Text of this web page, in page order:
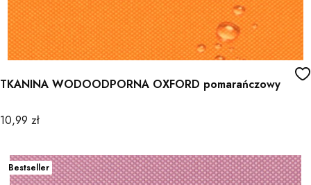
TKANINA WODOODPORNA OXFORD pomarańczowy
Cena
10,99 zł
Bestseller